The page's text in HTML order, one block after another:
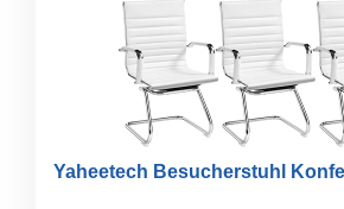
Yaheetech Besucherstuhl